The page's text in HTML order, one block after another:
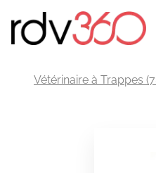
Vétérinaire à Trappes